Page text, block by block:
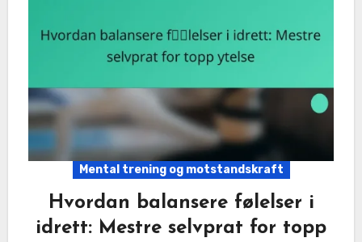
Mental trening og motstandskraft
Hvordan balansere følelser i
idrett: Mestre selvprat for topp